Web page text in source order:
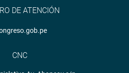
DE ATENCIÓN
CNC